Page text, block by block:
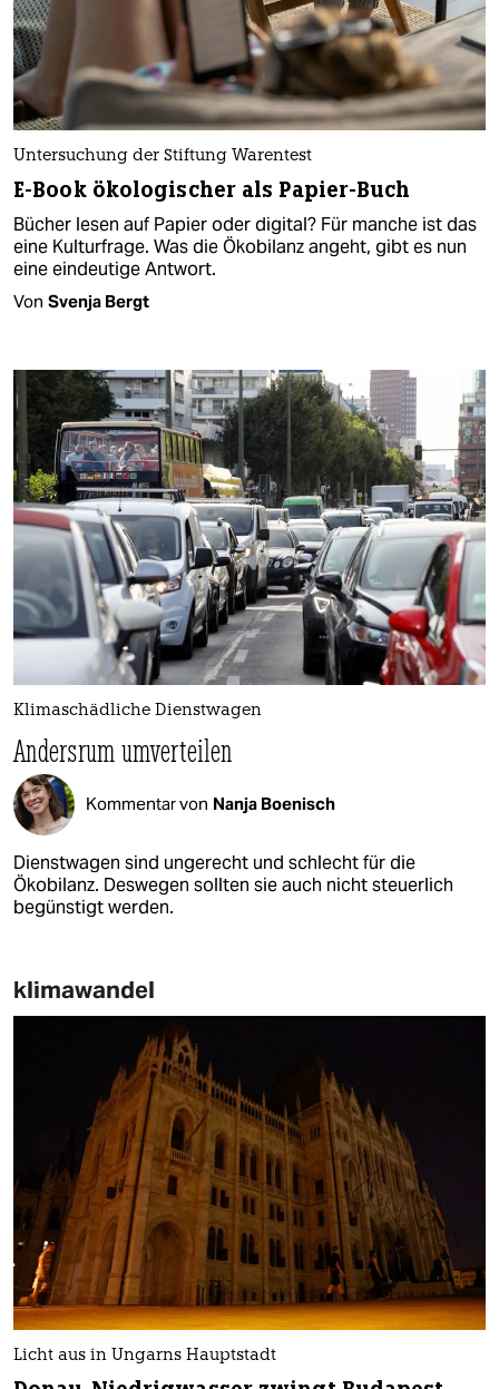
Untersuchung der Stiftung Warentest
E-Book ökologischer als Papier-Buch
Bücher lesen auf Papier oder digital? Für manche ist das
eine Kulturfrage. Was die Ökobilanz angeht, gibt es nun
eine eindeutige Antwort.
Von Svenja Bergt
Klimaschädliche Dienstwagen
Andersrum umverteilen
Kommentar von Nanja Boenisch
Dienstwagen sind ungerecht und schlecht für die
Ökobilanz. Deswegen sollten sie auch nicht steuerlich
begünstigt werden.
klimawandel
Licht aus in Ungarns Hauptstadt